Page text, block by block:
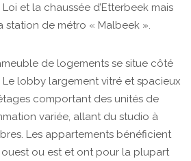
et la chaussée d’Etterbeek mais
station de métro « Malbeek ».
de logements se situe côté
Le lobby largement vitré et spacieux
comportant des unités de
variée, allant du studio à
Les appartements bénéficient
ouest ou est et ont pour la plupart